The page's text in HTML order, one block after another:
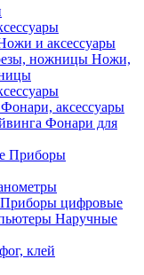
и аксессуары
Ножи,
Фонари, аксессуары
Фонари для
Приборы
Приборы цифровые
Наручные
клей